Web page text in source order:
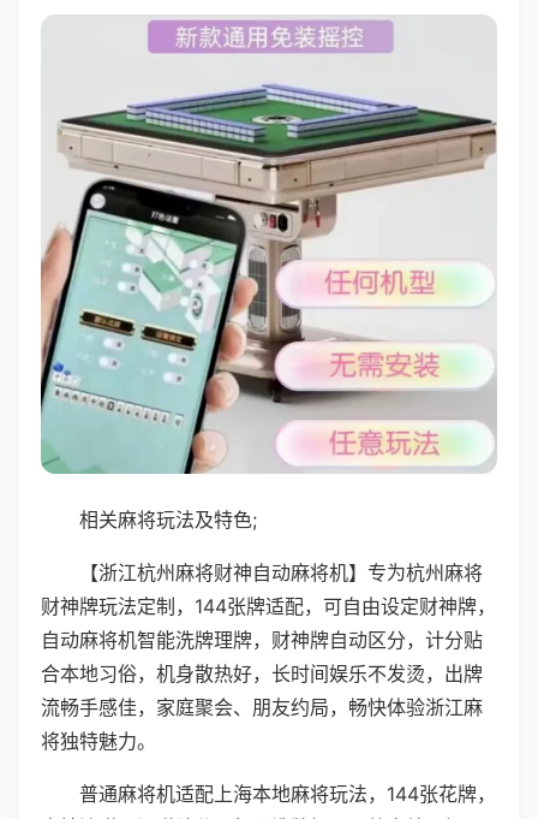
相关麻将玩法及特色;
【浙江杭州麻将财神自动麻将机】专为杭州麻将
财神牌玩法定制，144张牌适配，可自由设定财神牌，
自动麻将机智能洗牌理牌，财神牌自动区分，计分贴
合本地习俗，机身散热好，长时间娱乐不发烫，出牌
流畅手感佳，家庭聚会、朋友约局，畅快体验浙江麻
将独特魅力。
普通麻将机适配上海本地麻将玩法，144张花牌，